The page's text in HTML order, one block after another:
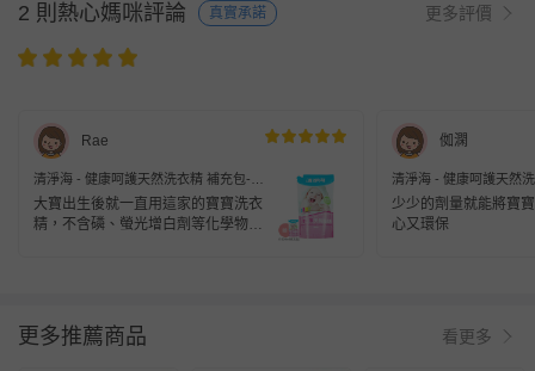
2 則熱心媽咪評論 真實承諾 更多評價
Rae
清淨海 - 健康呵護天然洗衣精 補充包-買
1000ml補充包送1000ml補充包-1000ml
大寶出生後就一直用這家的寶寶洗衣
精，不含磷、螢光增白劑等化學物
侞澖
清淨海 - 健康呵護天然
1000ml補充包送1000ml
少少的劑量就能將寶
心又環保
更多推薦商品 看更多